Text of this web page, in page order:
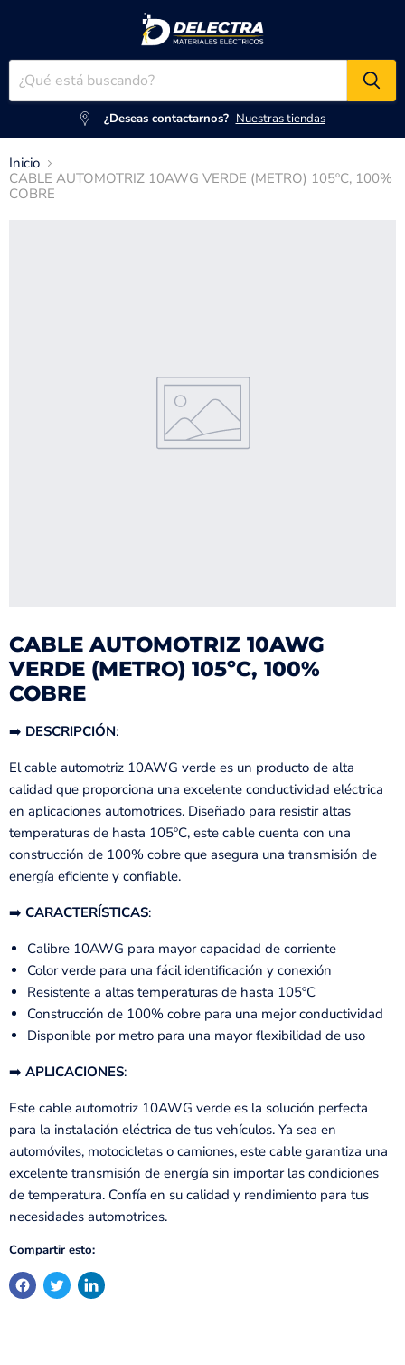
¿Deseas contactarnos? Nuestras tiendas
Inicio
CABLE AUTOMOTRIZ 10AWG VERDE (METRO) 105ºC, 100%
COBRE
CABLE AUTOMOTRIZ 10AWG
VERDE (METRO) 105ºC, 100%
COBRE
➡️ DESCRIPCIÓN:
El cable automotriz 10AWG verde es un producto de alta
calidad que proporciona una excelente conductividad eléctrica
en aplicaciones automotrices. Diseñado para resistir altas
temperaturas de hasta 105ºC, este cable cuenta con una
construcción de 100% cobre que asegura una transmisión de
energía eficiente y confiable.
➡️ CARACTERÍSTICAS:
Calibre 10AWG para mayor capacidad de corriente
Color verde para una fácil identificación y conexión
Resistente a altas temperaturas de hasta 105ºC
Construcción de 100% cobre para una mejor conductividad
Disponible por metro para una mayor flexibilidad de uso
➡️ APLICACIONES:
Este cable automotriz 10AWG verde es la solución perfecta
para la instalación eléctrica de tus vehículos. Ya sea en
automóviles, motocicletas o camiones, este cable garantiza una
excelente transmisión de energía sin importar las condiciones
de temperatura. Confía en su calidad y rendimiento para tus
necesidades automotrices.
Compartir esto: